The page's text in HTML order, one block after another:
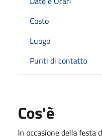
Costo
Luogo
Punti di contatto
Cos'è
In occasione della festa